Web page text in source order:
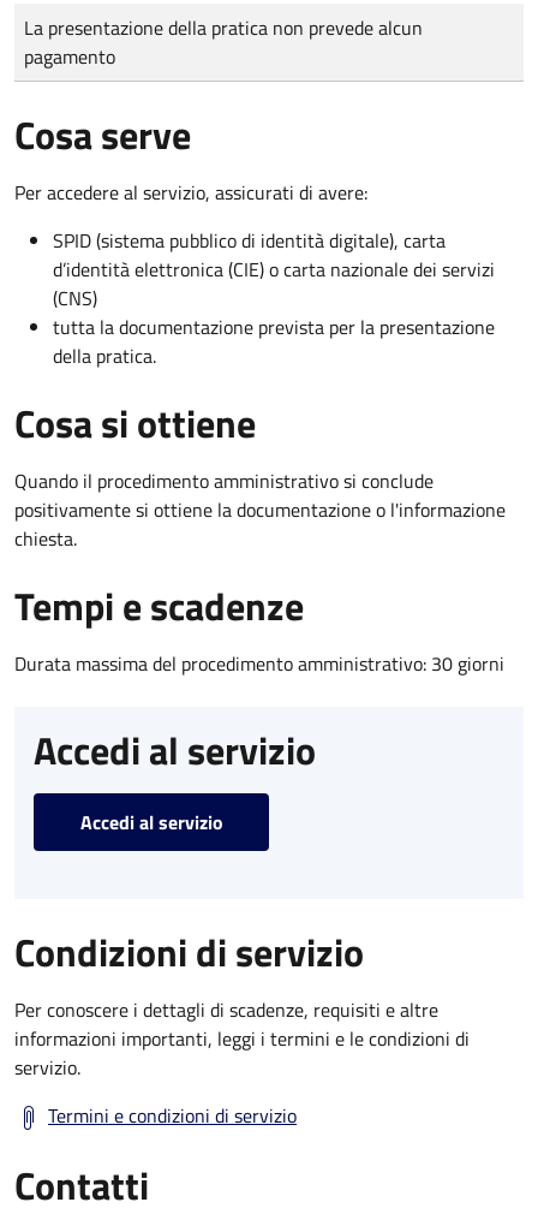
Tipo di pagamento
Importo
La presentazione della pratica non prevede alcun
pagamento
Cosa serve
Per accedere al servizio, assicurati di avere:
SPID (sistema pubblico di identità digitale), carta
d’identità elettronica (CIE) o carta nazionale dei servizi
(CNS)
tutta la documentazione prevista per la presentazione
della pratica.
Cosa si ottiene
Quando il procedimento amministrativo si conclude
positivamente si ottiene la documentazione o l'informazione
chiesta.
Tempi e scadenze
Durata massima del procedimento amministrativo: 30 giorni
Accedi al servizio
Accedi al servizio
Condizioni di servizio
Per conoscere i dettagli di scadenze, requisiti e altre
informazioni importanti, leggi i termini e le condizioni di
servizio.
Termini e condizioni di servizio
Contatti